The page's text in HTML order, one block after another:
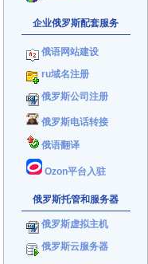
企业俄罗斯配套服务
俄语网站建设
ru域名注册
俄罗斯公司注册
俄罗斯电话转接
俄语翻译
Ozon平台入驻
俄罗斯托管和服务器
俄罗斯虚拟主机
俄罗斯云服务器